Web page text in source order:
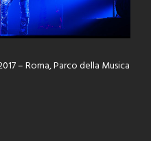
– Roma, Parco della Musica